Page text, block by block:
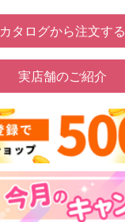
カタログから注文する
実店舗のご紹介